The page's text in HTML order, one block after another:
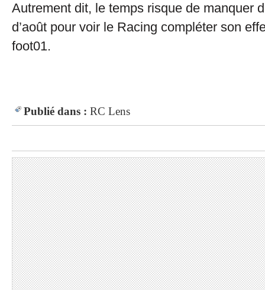
Autrement dit, le temps risque de manquer
d’août pour voir le Racing compléter son
foot01.
Publié dans : RC Lens